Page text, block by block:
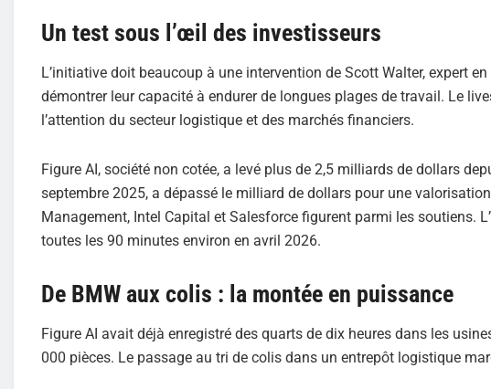
Un test sous l’œil des investisseurs
L’initiative doit beaucoup à une intervention de Scott Walter, expert
démontrer leur capacité à endurer de longues plages de travail. Le
l’attention du secteur logistique et des marchés financiers.
Figure AI, société non cotée, a levé plus de 2,5 milliards de dollars
septembre 2025, a dépassé le milliard de dollars pour une
Management, Intel Capital et Salesforce figurent parmi les soutiens.
toutes les 90 minutes environ en avril 2026.
De BMW aux colis : la montée en puissance
Figure AI avait déjà enregistré des quarts de dix heures dans les
000 pièces. Le passage au tri de colis dans un entrepôt logistique